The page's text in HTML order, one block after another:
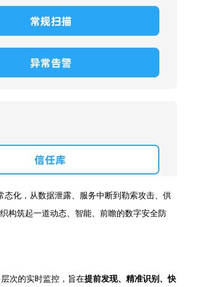
化，从数据泄露、服务中断到勒索攻击、供
构筑起一道动态、智能、前瞻的数字安全防
次的实时监控，旨在提前发现、精准识别、快